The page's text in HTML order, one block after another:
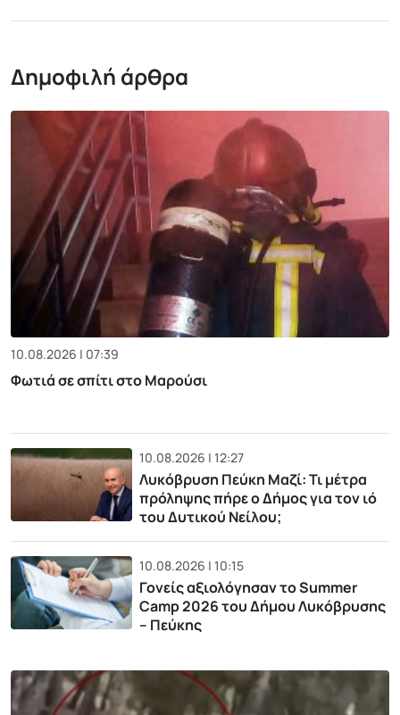
Δημοφιλή άρθρα
10.08.2026 | 07:39
Φωτιά σε σπίτι στο Μαρούσι
10.08.2026 | 12:27
Λυκόβρυση Πεύκη Μαζί: Τι μέτρα
πρόληψης πήρε ο Δήμος για τον ιό
του Δυτικού Νείλου;
10.08.2026 | 10:15
Γονείς αξιολόγησαν το Summer
Camp 2026 του Δήμου Λυκόβρυσης
– Πεύκης